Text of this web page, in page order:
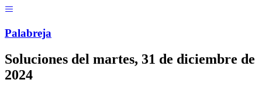
Palabreja
Soluciones del martes, 31 de diciembre de
2024